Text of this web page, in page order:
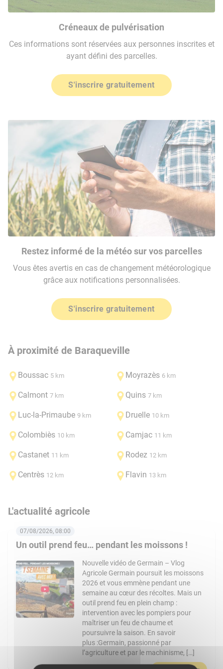
Créneaux de pulvérisation
Ces informations sont réservées aux personnes inscrites et
ayant défini des parcelles.
S'inscrire gratuitement
Restez informé de la météo sur vos parcelles
Vous êtes avertis en cas de changement météorologique
grâce aux notifications personnalisées.
S'inscrire gratuitement
À proximité de Baraqueville
Boussac 5 km Moyrazès 6 km
Calmont 7 km Quins 7 km
Luc-la-Primaube 9 km Druelle 10 km
Colombiès 10 km Camjac 11 km
Castanet 11 km Rodez 12 km
Centrès 12 km Flavin 13 km
L'actualité agricole
Un outil prend feu… pendant les moissons !
07/08/2026, 08:00
Nouvelle vidéo de Germain – Vlog
Agricole Germain poursuit les moissons
2026 et vous emmène pendant une
semaine au cœur des récoltes. Mais un
outil prend feu en plein champ :
intervention avec les pompiers pour
maîtriser un feu de chaume et
poursuivre la saison. En savoir
plus :Germain, passionné par
l’agriculture et par le machinisme, […]